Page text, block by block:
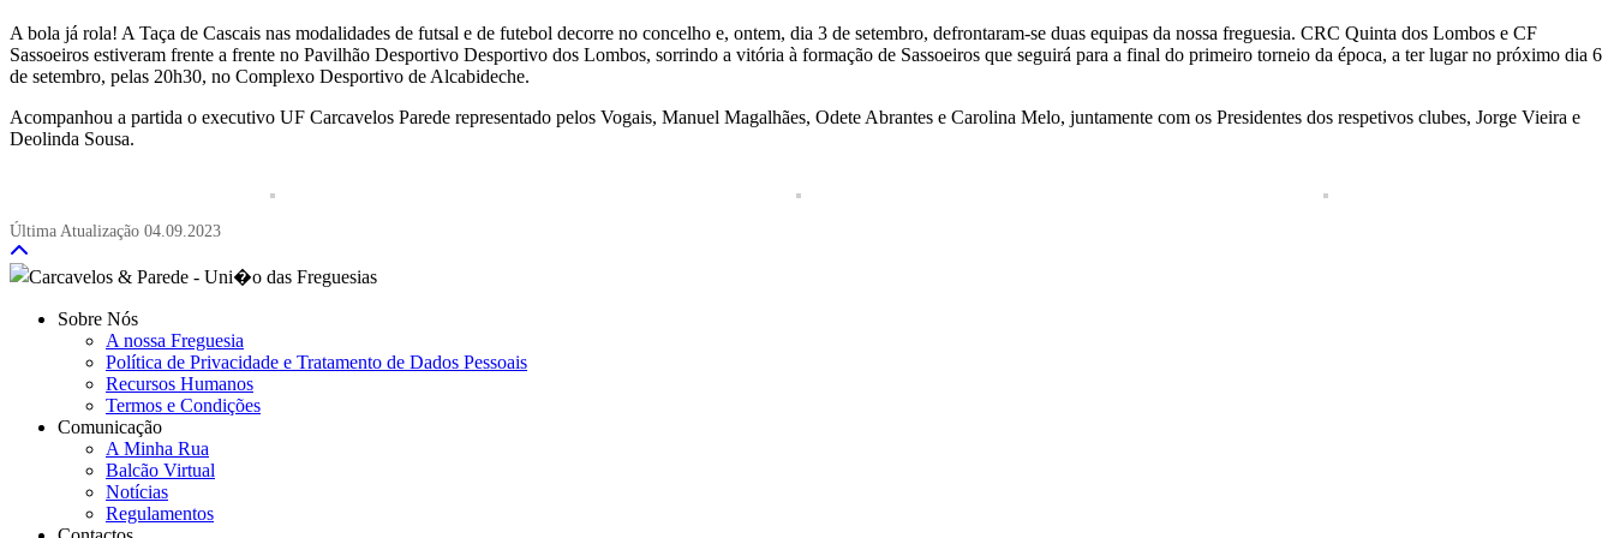
A bola já rola! A Taça de Cascais nas modalidades de futsal e de futebol decorre no concelho e, ontem, dia 3 de setembro, defrontaram-se duas equipas da nossa freguesia. CRC Quinta dos Lombos e CF
Sassoeiros estiveram frente a frente no Pavilhão Desportivo Desportivo dos Lombos, sorrindo a vitória à formação de Sassoeiros que seguirá para a final do primeiro torneio da época, a ter lugar no próximo dia 6
de setembro, pelas 20h30, no Complexo Desportivo de Alcabideche.
Acompanhou a partida o executivo UF Carcavelos Parede representado pelos Vogais, Manuel Magalhães, Odete Abrantes e Carolina Melo, juntamente com os Presidentes dos respetivos clubes, Jorge Vieira e
Deolinda Sousa.
Última Atualização 04.09.2023
Sobre Nós
A nossa Freguesia
Política de Privacidade e Tratamento de Dados Pessoais
Recursos Humanos
Termos e Condições
Comunicação
A Minha Rua
Balcão Virtual
Notícias
Regulamentos